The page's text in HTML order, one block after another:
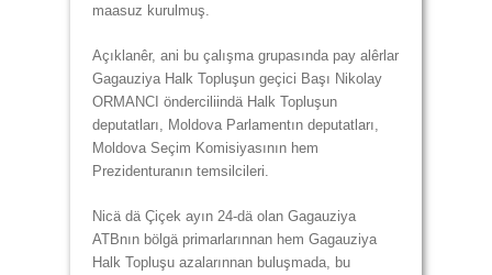
maasuz kurulmuş.
Açıklanêr, ani bu çalışma grupasında pay alêrlar
Gagauziya Halk Topluşun geçici Başı Nikolay
ORMANCI önderciliindä Halk Topluşun
deputatları, Moldova Parlamentın deputatları,
Moldova Seçim Komisiyasının hem
Prezidenturanın temsilcileri.
Nicä dä Çiçek ayın 24-dä olan Gagauziya
ATBnın bölgä primarlarınnan hem Gagauziya
Halk Topluşu azalarınnan buluşmada, bu